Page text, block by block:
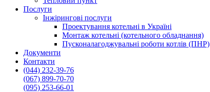
Послуги
Інжірингові послуги
Проектування котельні в Україні
Монтаж котельні (котельного обладнання)
Пусконалагоджувальні роботи котлів (ПНР)
Документи
Контакти
(044) 232-39-76
(067) 899-70-70
(095) 253-66-01